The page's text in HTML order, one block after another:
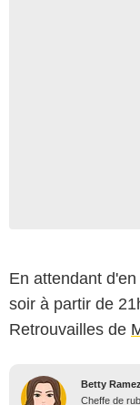
En attendant
soir à partir de
Retrouvailles de
Betty Ramez
Cheffe de